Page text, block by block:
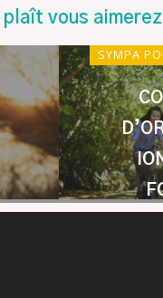
vous
SYMPA